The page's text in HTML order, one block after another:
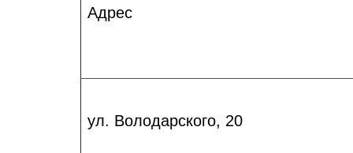
Адрес
ул. Володарского, 20